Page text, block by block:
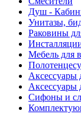
Душ -
Унитазы,
Раковины
Мебель для
Аксессуары
Аксессуары
Сифоны и